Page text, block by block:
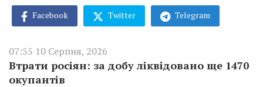
Facebook Twitter Telegram
07:55 10 Серпня, 2026
Втрати росіян: за добу ліквідовано ще 1470
окупантів